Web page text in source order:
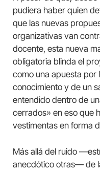
pudiera haber quien
que las nuevas
organizativas van
docente, esta nueva
obligatoria blinda el
como una apuesta por
conocimiento y de un
entendido dentro de
cerrados» en eso que
vestimentas en forma
Más allá del ruido
anecdótico otras— de